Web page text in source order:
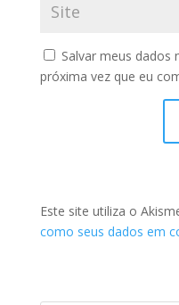
Salvar meus dados
próxima vez que eu
Este site utiliza o
como seus dados em